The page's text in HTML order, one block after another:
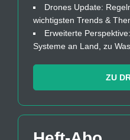
Drones Update:
wichtigsten Trends &
Erweiterte
Systeme an Land, zu
ZU